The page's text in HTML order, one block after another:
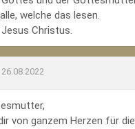
welche das lesen.
Christus.
von ganzem Herzen für